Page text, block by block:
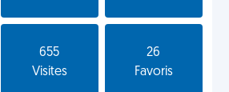
655
Visites
26
Favoris